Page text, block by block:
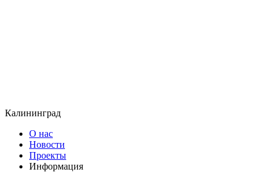
Калининград
О нас
Новости
Проекты
Информация